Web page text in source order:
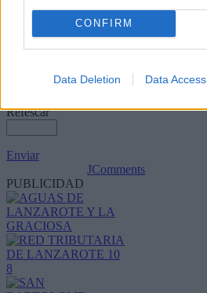
CONFIRM
Data Deletion Data Access
Refescar
Enviar
JComments
PUBLICIDAD